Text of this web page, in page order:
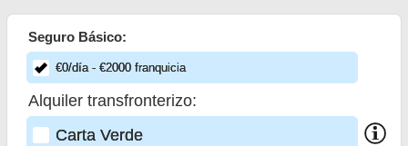
Seguro Básico:
€0/día- €2000franquicia
Alquiler transfronterizo:
Carta Verde